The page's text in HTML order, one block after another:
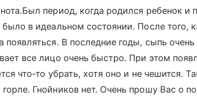
период, когда родился ребенок и
в идеальном состоянии. После того,
появляться. В последние годы, сыпь очень
все лицо очень быстро. При этом
что-то убрать, хотя оно и не чешится.
Гнойников нет. Очень прошу Вас о